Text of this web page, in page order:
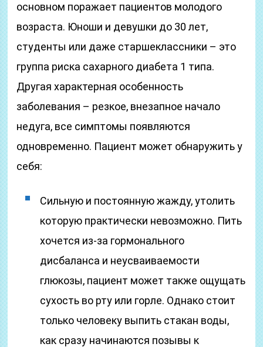
основном поражает пациентов молодого
возраста. Юноши и девушки до 30 лет,
студенты или даже старшеклассники – это
группа риска сахарного диабета 1 типа.
Другая характерная особенность
заболевания – резкое, внезапное начало
недуга, все симптомы появляются
одновременно. Пациент может обнаружить у
себя:
Сильную и постоянную жажду, утолить
которую практически невозможно. Пить
хочется из-за гормонального
дисбаланса и неусваиваемости
глюкозы, пациент может также ощущать
сухость во рту или горле. Однако стоит
только человеку выпить стакан воды,
как сразу начинаются позывы к